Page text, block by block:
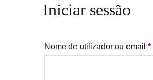
Iniciar sessão
Nome de utilizador ou email *